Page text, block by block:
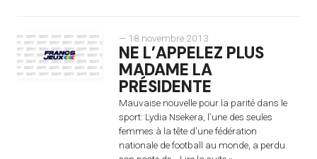
— 18 novembre 2013
NE L’APPELEZ PLUS
MADAME LA
PRÉSIDENTE
Mauvaise nouvelle pour la parité dans le
sport: Lydia Nsekera, l’une des seules
femmes à la tête d’une fédération
nationale de football au monde, a perdu